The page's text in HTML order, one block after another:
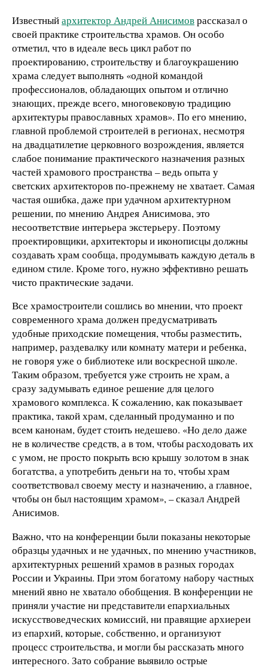
Известныйархитектор Андрей Анисимоврассказал о
своей практике строительства храмов. Он особо
отметил, что в идеале весь цикл работ по
проектированию, строительству и благоукрашению
храма следует выполнять «одной командой
профессионалов, обладающих опытом и отлично
знающих, прежде всего, многовековую традицию
архитектуры православных храмов». По его мнению,
главной проблемой строителей в регионах, несмотря
на двадцатилетие церковного возрождения, является
слабое понимание практического назначения разных
частей храмового пространства – ведь опыта у
светских архитекторов по-прежнему не хватает. Самая
частая ошибка, даже при удачном архитектурном
решении, по мнению Андрея Анисимова, это
несоответствие интерьера экстерьеру. Поэтому
проектировщики, архитекторы и иконописцы должны
создавать храм сообща, продумывать каждую деталь в
едином стиле. Кроме того, нужно эффективно решать
чисто практические задачи.
Все храмостроители сошлись во мнении, что проект
современного храма должен предусматривать
удобные приходские помещения, чтобы разместить,
например, раздевалку или комнату матери и ребенка,
не говоря уже о библиотеке или воскресной школе.
Таким образом, требуется уже строить не храм, а
сразу задумывать единое решение для целого
храмового комплекса. К сожалению, как показывает
практика, такой храм, сделанный продуманно и по
всем канонам, будет стоить недешево. «Но дело даже
не в количестве средств, а в том, чтобы расходовать их
с умом, не просто покрыть всю крышу золотом в знак
богатства, а употребить деньги на то, чтобы храм
соответствовал своему месту и назначению, а главное,
чтобы он был настоящим храмом», – сказал Андрей
Анисимов.
Важно, что на конференции были показаны некоторые
образцы удачных и не удачных, по мнению участников,
архитектурных решений храмов в разных городах
России и Украины. При этом богатому набору частных
мнений явно не хватало обобщения. В конференции не
приняли участие ни представители епархиальных
искусствоведческих комиссий, ни правящие архиереи
из епархий, которые, собственно, и организуют
процесс строительства, и могли бы рассказать много
интересного. Зато собрание выявило острые